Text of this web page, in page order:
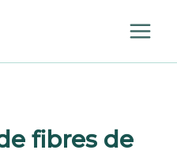
fibres de